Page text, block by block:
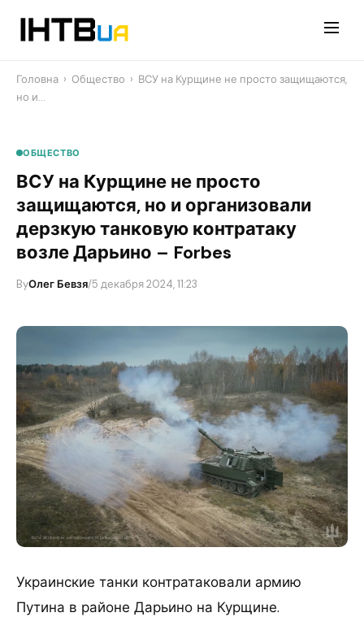
Головна › Общество › ​ВСУ на Курщине не просто защищаются,
но и…
ОБЩЕСТВО
​ВСУ на Курщине не просто
защищаются, но и организовали
дерзкую танковую контратаку
возле Дарьино – Forbes
ByОлег Бевзя/5 декабря 2024, 11:23
Украинские танки контратаковали армию
Путина в районе Дарьино на Курщине.